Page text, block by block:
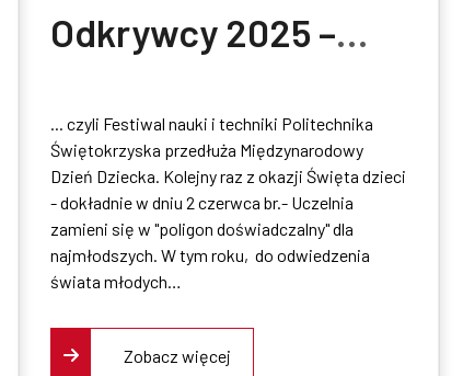
Odkrywcy 2025 –
Świętokrzyska
dzieciom
... czyli Festiwal nauki i techniki Politechnika
Świętokrzyska przedłuża Międzynarodowy
Dzień Dziecka. Kolejny raz z okazji Święta dzieci
- dokładnie w dniu 2 czerwca br.- Uczelnia
zamieni się w "poligon doświadczalny" dla
najmłodszych. W tym roku, do odwiedzenia
świata młodych…
Zobacz więcej